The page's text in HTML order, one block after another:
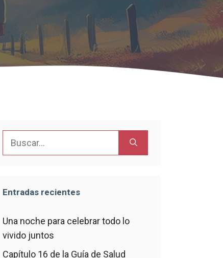
Entradas recientes
Una noche para celebrar todo lo
vivido juntos
Capítulo 16 de la Guía de Salud